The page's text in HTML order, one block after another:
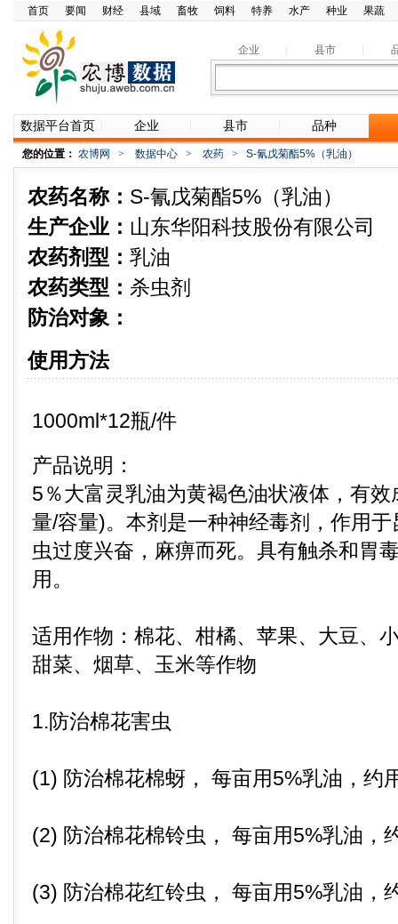
首页 要闻 财经 县域 畜牧 饲料 特养 水产 种业 果蔬
企业 县市
数据平台首页 企业 县市 品种
您的位置： 农博网 > 数据中心 > 农药 > S-氰戊菊酯5%（乳油）
农药名称： S-氰戊菊酯5%（乳油）
生产企业： 山东华阳科技股份有限公司
农药剂型： 乳油
农药类型： 杀虫剂
防治对象：
使用方法
1000ml*12瓶/件
产品说明：
5％大富灵乳油为黄褐色油状液体，有
量/容量)。本剂是一种神经毒剂，作用
虫过度兴奋，麻痹而死。具有触杀和胃
用。
适用作物：棉花、柑橘、苹果、大豆、
甜菜、烟草、玉米等作物
1.防治棉花害虫
(1) 防治棉花棉蚜， 每亩用5%乳油，约
(2) 防治棉花棉铃虫， 每亩用5%乳油，
(3) 防治棉花红铃虫， 每亩用5%乳油，